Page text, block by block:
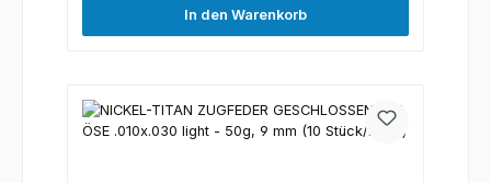
In den Warenkorb